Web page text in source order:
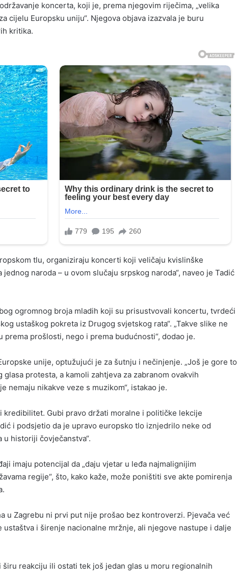
koncerta, koji je, prema njegovim riječima, „velika
cijelu Europsku uniju“. Njegova objava izazvala je buru
kritika.
tlu, organiziraju koncerti koji veličaju kvislinške
naroda – u ovom slučaju srpskog naroda“, naveo je Tadić
ogromnog broja mladih koji su prisustvovali koncertu, tvrdeći
ustaškog pokreta iz Drugog svjetskog rata“. „Takve slike ne
prošlosti, nego i prema budućnosti“, dodao je.
unije, optužujući je za šutnju i nečinjenje. „Još je gore to
protesta, a kamoli zahtjeva za zabranom ovakvih
nemaju nikakve veze s muzikom“, istakao je.
kredibilitet. Gubi pravo držati moralne i političke lekcije
i podsjetio da je upravo europsko tlo iznjedrilo neke od
historiji čovječanstva“.
imaju potencijal da „daju vjetar u leđa najmalignijim
regije“, što, kako kaže, može poništiti sve akte pomirenja
u Zagrebu ni prvi put nije prošao bez kontroverzi. Pjevača već
i širenje nacionalne mržnje, ali njegove nastupe i dalje
širu reakciju ili ostati tek još jedan glas u moru regionalnih